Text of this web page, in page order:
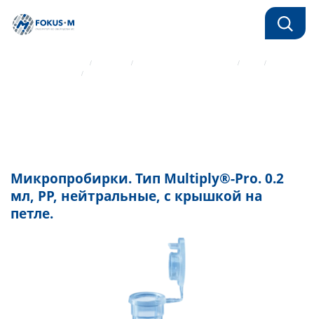
Микропробирки. Тип Multiply®-Pro. 0.2
мл, РР, нейтральные, с крышкой на
петле.